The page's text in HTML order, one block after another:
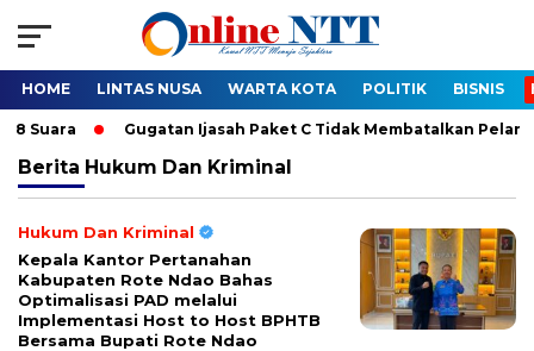
HOME LINTAS NUSA WARTA KOTA POLITIK BISNIS
Gugatan Ijasah Paket C Tidak Membatalkan Pelantikan
Berita Hukum Dan Kriminal
Hukum Dan Kriminal
Kepala Kantor Pertanahan
Kabupaten Rote Ndao Bahas
Optimalisasi PAD melalui
Implementasi Host to Host BPHTB
Bersama Bupati Rote Ndao